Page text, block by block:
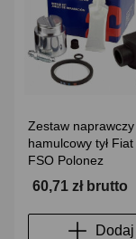
Zestaw naprawczy
hamulcowy tył
FSO Polonez
60,71 zł brutto
Dodaj